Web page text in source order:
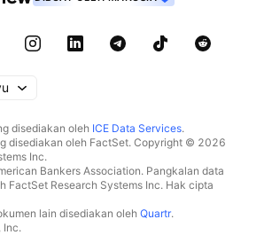
disediakan oleh ICE Data Services.
disediakan oleh FactSet. Copyright © 2026
Inc.
Bankers Association. Pangkalan data
FactSet Research Systems Inc. Hak cipta
lain disediakan oleh Quartr.
Inc.